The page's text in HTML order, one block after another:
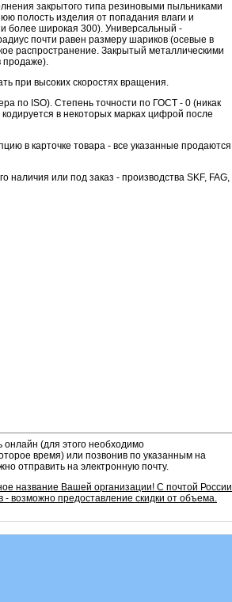
закрытого типа резиновыми пыльниками
полость изделия от попадания влаги и
более широкая 300). Универсальный -
почти равен размеру шариков (осевые в
распространение. Закрытый металлическими
продаже).
при высоких скоростях вращения.
по ISO). Степень точности по ГОСТ - 0 (никак
в некоторых марках цифрой после
в карточке товара - все указанные продаются
наличия или под заказ - производства SKF, FAG,
онлайн (для этого необходимо
время) или позвонив по указанным на
отправить на электронную почту.
название Вашей организации! С почтой России
возможно предоставление скидки от объема.